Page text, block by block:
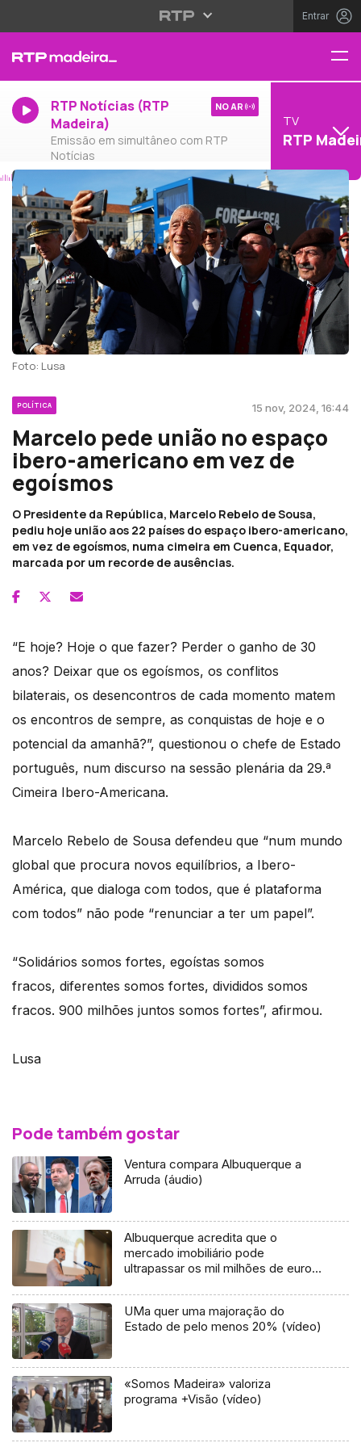
Entrar
RTP Notícias (RTP
Madeira)
Emissão em simultâneo com RTP
Notícias
NO AR
TV
RTP
Foto: Lusa
POLÍTICA 15 nov, 2024, 16:44
Marcelo pede união no espaço
ibero-americano em vez de
egoísmos
O Presidente da República, Marcelo Rebelo de Sousa,
pediu hoje união aos 22 países do espaço ibero-americano,
em vez de egoísmos, numa cimeira em Cuenca, Equador,
marcada por um recorde de ausências.
“E hoje? Hoje o que fazer? Perder o ganho de 30
anos? Deixar que os egoísmos, os conflitos
bilaterais, os desencontros de cada momento matem
os encontros de sempre, as conquistas de hoje e o
potencial da amanhã?”, questionou o chefe de Estado
português, num discurso na sessão plenária da 29.ª
Cimeira Ibero-Americana.
Marcelo Rebelo de Sousa defendeu que “num mundo
global que procura novos equilíbrios, a Ibero-
América, que dialoga com todos, que é plataforma
com todos” não pode “renunciar a ter um papel”.
“Solidários somos fortes, egoístas somos
fracos, diferentes somos fortes, divididos somos
fracos. 900 milhões juntos somos fortes”, afirmou.
Lusa
Pode também gostar
Ventura compara Albuquerque a
Arruda (áudio)
Albuquerque acredita que o
mercado imobiliário pode
ultrapassar os mil milhões de euros
UMa quer uma majoração do
Estado de pelo menos 20% (vídeo)
«Somos Madeira» valoriza
programa +Visão (vídeo)